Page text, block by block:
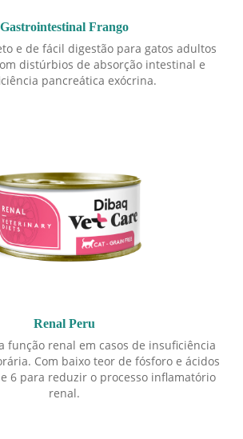
Gastrointestinal Frango
e de fácil digestão para gatos adultos
distúrbios de absorção intestinal e
pancreática exócrina.
Renal Peru
função renal em casos de insuficiência
Com baixo teor de fósforo e ácidos
6 para reduzir o processo inflamatório
renal.